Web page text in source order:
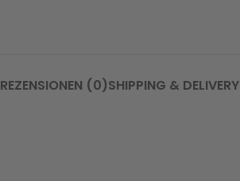
REZENSIONEN (0)SHIPPING & DELIVERY